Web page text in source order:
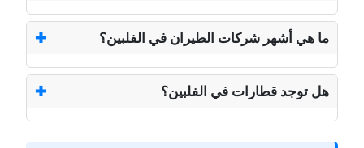
ما هي أشهر شركات الطيران في الفلبين؟
هل توجد قطارات في الفلبين؟